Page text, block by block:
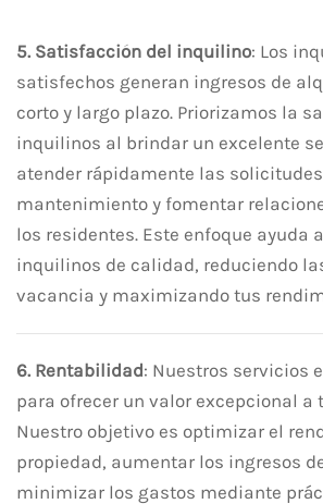
5. Satisfacción del inquilino: Los
satisfechos generan ingresos de
corto y largo plazo. Priorizamos la
inquilinos al brindar un excelente
atender rápidamente las
mantenimiento y fomentar
los residentes. Este enfoque ayuda
inquilinos de calidad, reduciendo
vacancia y maximizando tus
6. Rentabilidad: Nuestros servicios
para ofrecer un valor excepcional a
Nuestro objetivo es optimizar el
propiedad, aumentar los ingresos
minimizar los gastos mediante